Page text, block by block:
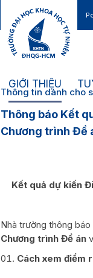
GIỚI THIỆU
Thông tin dành cho
Thông báo Kết
Chương trình Đề
Kết quả dự kiến
Nhà trường thông
Chương trình Đề án
Cách xem điểm